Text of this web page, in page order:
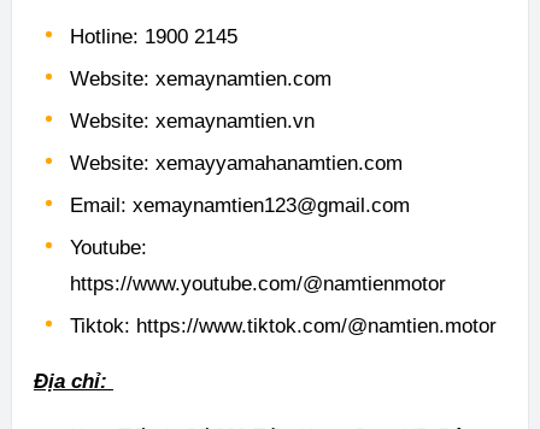
Hotline: 1900 2145
Website: xemaynamtien.com
Website: xemaynamtien.vn
Website: xemayyamahanamtien.com
Email: xemaynamtien123@gmail.com
Youtube:
https://www.youtube.com/@namtienmotor
Tiktok: https://www.tiktok.com/@namtien.motor
Địa chỉ: